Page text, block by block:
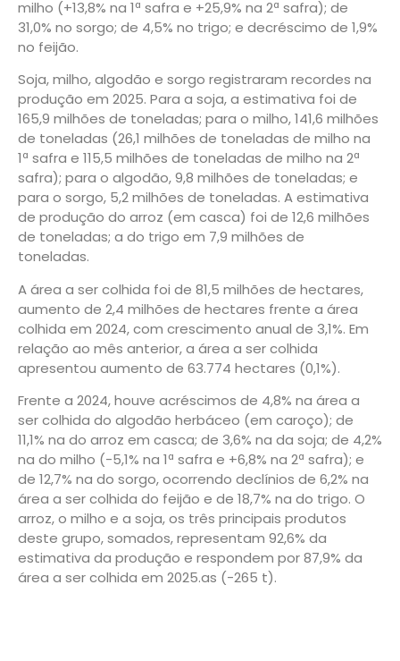
milho (+13,8% na 1ª safra e +25,9% na 2ª safra); de
31,0% no sorgo; de 4,5% no trigo; e decréscimo de 1,9%
no feijão.
Soja, milho, algodão e sorgo registraram recordes na
produção em 2025. Para a soja, a estimativa foi de
165,9 milhões de toneladas; para o milho, 141,6 milhões
de toneladas (26,1 milhões de toneladas de milho na
1ª safra e 115,5 milhões de toneladas de milho na 2ª
safra); para o algodão, 9,8 milhões de toneladas; e
para o sorgo, 5,2 milhões de toneladas. A estimativa
de produção do arroz (em casca) foi de 12,6 milhões
de toneladas; a do trigo em 7,9 milhões de
toneladas.
A área a ser colhida foi de 81,5 milhões de hectares,
aumento de 2,4 milhões de hectares frente a área
colhida em 2024, com crescimento anual de 3,1%. Em
relação ao mês anterior, a área a ser colhida
apresentou aumento de 63.774 hectares (0,1%).
Frente a 2024, houve acréscimos de 4,8% na área a
ser colhida do algodão herbáceo (em caroço); de
11,1% na do arroz em casca; de 3,6% na da soja; de 4,2%
na do milho (-5,1% na 1ª safra e +6,8% na 2ª safra); e
de 12,7% na do sorgo, ocorrendo declínios de 6,2% na
área a ser colhida do feijão e de 18,7% na do trigo. O
arroz, o milho e a soja, os três principais produtos
deste grupo, somados, representam 92,6% da
estimativa da produção e respondem por 87,9% da
área a ser colhida em 2025.as (-265 t).